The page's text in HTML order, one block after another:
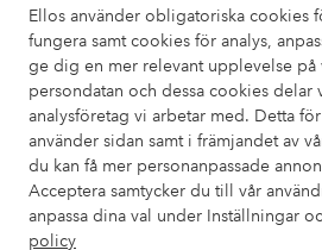
Ellos använder obligatoriska cookies
fungera samt cookies för analys,
ge dig en mer relevant upplevelse på
persondatan och dessa cookies delar
analysföretag vi arbetar med. Detta
använder sidan samt i främjandet av
du kan få mer personanpassade
Acceptera samtycker du till vår
anpassa dina val under Inställningar
policy
Kundservice Beställning
Mina sidor
Om Ellos